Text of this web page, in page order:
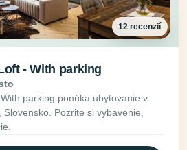
12 recenzií
- With parking
parking ponúka ubytovanie v
Pozrite si vybavenie,